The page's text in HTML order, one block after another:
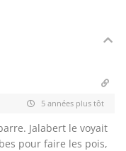
5 années plus tôt
Jalabert le voyait
pour faire les pois,